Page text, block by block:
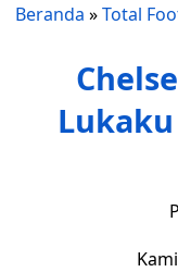
Beranda »Total